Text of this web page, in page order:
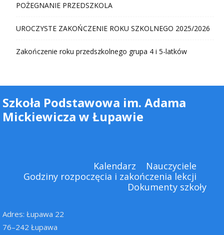
POŻEGNANIE PRZEDSZKOLA
UROCZYSTE ZAKOŃCZENIE ROKU SZKOLNEGO 2025/2026
Zakończenie roku przedszkolnego grupa 4 i 5-latków
Szkoła Podstawowa im. Adama
Mickiewicza w Łupawie
Kalendarz
Nauczyciele
Godziny rozpoczęcia i zakończenia lekcji
Dokumenty szkoły
Adres: Łupawa 22
76–242 Łupawa